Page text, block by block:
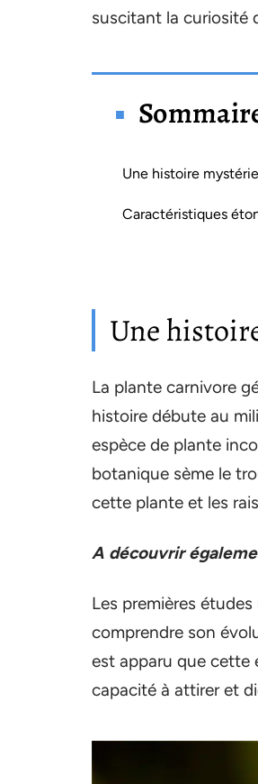
suscitant la curiosité
Une histoire
Caractéristiques
Une
La plante carnivore
histoire débute au
espèce de plante
botanique sème le
cette plante et les
A découvrir
Les premières
comprendre son
est apparu que cette
capacité à attirer et